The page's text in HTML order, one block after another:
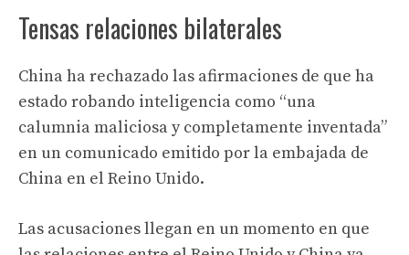
Tensas relaciones bilaterales
China ha rechazado las afirmaciones de que ha
estado robando inteligencia como “una
calumnia maliciosa y completamente inventada”
en un comunicado emitido por la embajada de
China en el Reino Unido.
Las acusaciones llegan en un momento en que